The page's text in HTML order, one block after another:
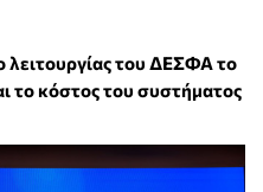
λειτουργίας του ΔΕΣΦΑ το
το κόστος του συστήματος